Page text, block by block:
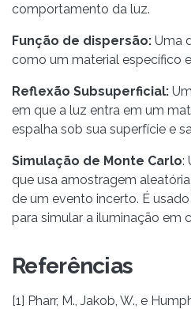
comportamento da luz.
Função de dispersão: Uma
como um material específico
Reflexão Subsuperficial:
em que a luz entra em um
espalha sob sua superfície e
Simulação de Monte Carlo:
que usa amostragem
de um evento incerto. É
para simular a iluminação em
Referências
[1] Pharr, M., Jakob, W., e